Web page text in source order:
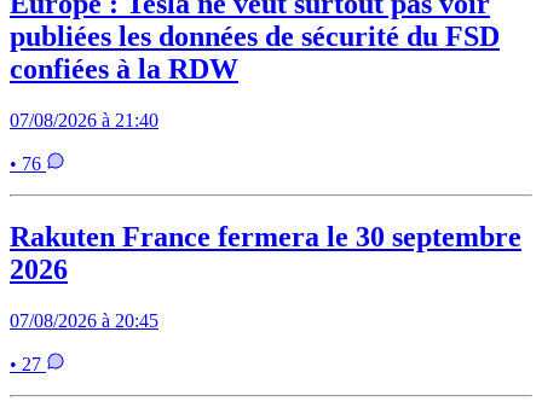
publiées les données de sécurité du FSD
confiées à la RDW
07/08/2026 à 21:40
• 76
Rakuten France fermera le 30 septembre
2026
07/08/2026 à 20:45
• 27